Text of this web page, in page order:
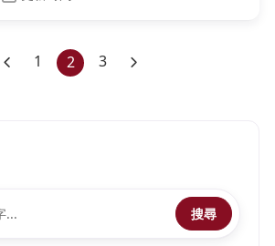
1 2(current)
3
搜尋